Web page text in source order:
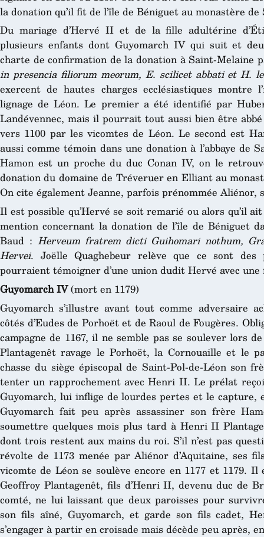
la donation qu’il fit de l’île de Béniguet au monastère
Du mariage d’Hervé II et de la fille adultérine
plusieurs enfants dont Guyomarch IV qui suit et
charte de confirmation de la donation à Saint-Melaine
in presencia filiorum meorum, E. scilicet abbati et H.
exercent de hautes charges ecclésiastiques montre
lignage de Léon. Le premier a été identifié par
Landévennec, mais il pourrait tout aussi bien être
vers 1100 par les vicomtes de Léon. Le second est
aussi comme témoin dans une donation à l’abbaye de
Hamon est un proche du duc Conan IV, on le
donation du domaine de Tréveruer en Elliant au
On cite également Jeanne, parfois prénommée Aliénor,
Il est possible qu’Hervé se soit remarié ou alors qu’il
mention concernant la donation de l’île de Béniguet
Baud : Herveum fratrem dicti Guihomari nothum,
Hervei. Joëlle Quaghebeur relève que ce sont des
pourraient témoigner d’une union dudit Hervé avec
Guyomarch IV(mort en 1179)
Guyomarch s’illustre avant tout comme adversaire
côtés d’Eudes de Porhoët et de Raoul de Fougères.
campagne de 1167, il ne semble pas se soulever lors
Plantagenêt ravage le Porhoët, la Cornouaille et le
chasse du siège épiscopal de Saint-Pol-de-Léon son
tenter un rapprochement avec Henri II. Le prélat
Guyomarch, lui inflige de lourdes pertes et le capture,
Guyomarch fait peu après assassiner son frère
soumettre quelques mois plus tard à Henri II
dont trois restent aux mains du roi. S’il n’est pas
révolte de 1173 menée par Aliénor d’Aquitaine, ses
vicomte de Léon se soulève encore en 1177 et 1179.
Geoffroy Plantagenêt, fils d’Henri II, devenu duc de
comté, ne lui laissant que deux paroisses pour
son fils aîné, Guyomarch, et garde son fils cadet,
s’engager à partir en croisade mais décède peu après,